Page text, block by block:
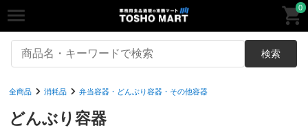
0
検索
全商品 消耗品 弁当容器・どんぶり容器・その他容器
どんぶり容器